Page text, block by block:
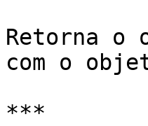
Retorna o
com o
***